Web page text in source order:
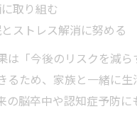
取り組む
ストレス解消に努める
は「今後のリスクを減ら
るため、家族と一緒に
の脳卒中や認知症予防に